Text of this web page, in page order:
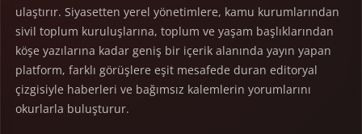
ulaştırır. Siyasetten yerel yönetimlere, kamu kurumlarından
sivil toplum kuruluşlarına, toplum ve yaşam başlıklarından
köşe yazılarına kadar geniş bir içerik alanında yayın yapan
platform, farklı görüşlere eşit mesafede duran editoryal
çizgisiyle haberleri ve bağımsız kalemlerin yorumlarını
okurlarla buluşturur.